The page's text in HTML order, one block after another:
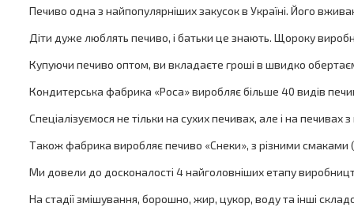
Печиво одна з найпопулярніших закусок в Україні. Його
Діти дуже люблять печиво, і батьки це знають. Щороку
Купуючи печиво оптом, ви вкладаєте гроші в швидко
Кондитерська фабрика «Роса» виробляє більше 40 видів
Спеціалізуємося не тільки на сухих печивах, але і на
Також фабрика виробляє печиво «Снеки», з різними смаками
Ми довели до досконалості 4 найголовніших етапу
На стадії змішування, борошно, жир, цукор, воду та інші